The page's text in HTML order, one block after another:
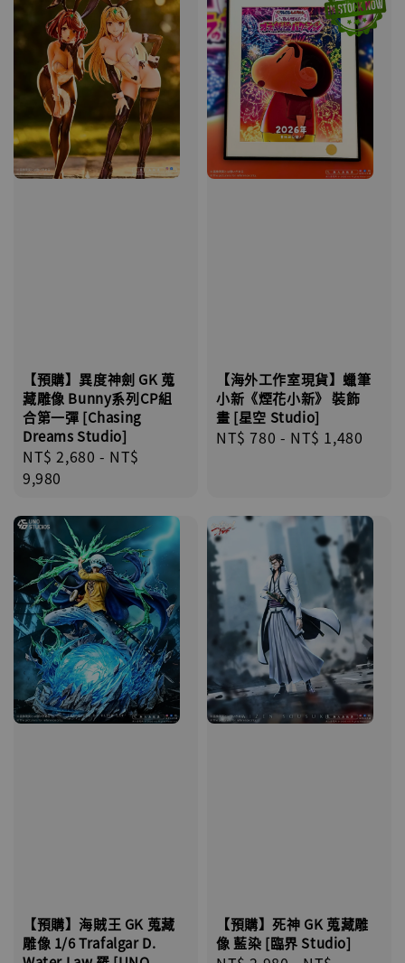
【預購】異度神劍 GK 蒐
藏雕像 Bunny系列CP組
合第一彈 [Chasing
Dreams Studio]
Regular
price
NT$ 2,680 - NT$
9,980
【海外工作室現貨】蠟筆
小新《煙花小新》 裝飾
畫 [星空 Studio]
Regular
NT$ 780 - NT$ 1,480
【預購】海賊王 GK 蒐藏
雕像 1/6 Trafalgar D.
【預購】死神 GK 蒐藏雕
像 藍染 [臨界 Studio]